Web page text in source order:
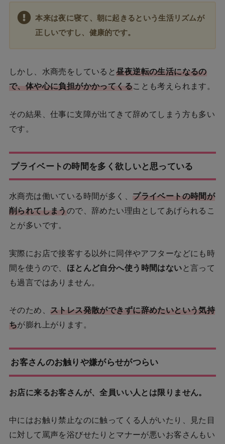
本来は夜に寝て、朝に起きるという生活リズムが
正しいですし、健康的です。
しかし、水商売をしていると昼夜逆転の生活になるの
で、体や心に負担がかかってくることも考えられます。
その結果、仕事に支障が出てきて辞めてしまう方も多い
です。
プライベートの時間を多く欲しいと思っている
水商売は働いている時間が多く、 プライベートの時間が
削られてしまう ので、辞めたい理由としてあげられるこ
とが多いです。
実際にお店で接客する以外に同伴やアフターなどにも時
間を使うので、 ほとんど自分へ使う時間はない と言って
も過言ではありません。
そのため、
ストレス発散ができずに辞めたいという気持
ちが膨れ上がります。
お客さんのお触りや嫌がらせがつらい
お店に来るお客さんが、全員いい人とは限りません。
中にはお触り禁止なのに触ってくる人がいたり、見た目
に対して罵声を浴びせたりとマナーが悪いお客さんもい